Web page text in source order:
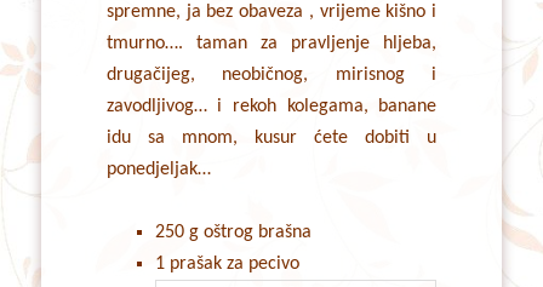
spremne, ja bez obaveza , vrijeme kišno i
tmurno…. taman za pravljenje hljeba,
drugačijeg, neobičnog, mirisnog i
zavodljivog… i rekoh kolegama, banane
idu sa mnom, kusur ćete dobiti u
ponedjeljak…
250 g oštrog brašna
1 prašak za pecivo